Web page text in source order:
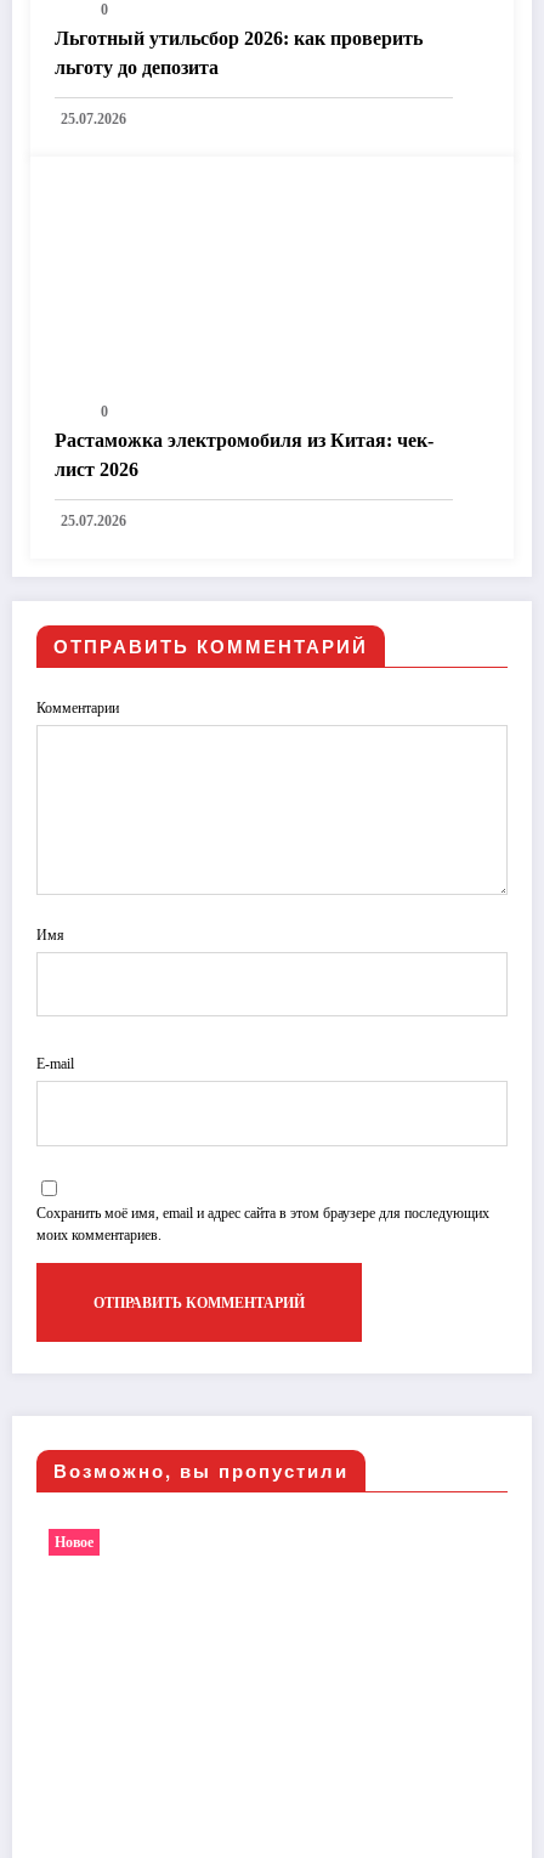
0
Льготный утильсбор 2026: как проверить
льготу до депозита
25.07.2026
0
Растаможка электромобиля из Китая: чек-
лист 2026
25.07.2026
ОТПРАВИТЬ КОММЕНТАРИЙ
Комментарии
Имя
E-mail
Сохранить моё имя, email и адрес сайта в этом браузере для последующих
моих комментариев.
Возможно, вы пропустили
Новое